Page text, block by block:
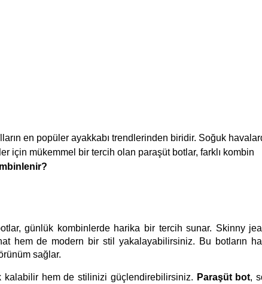
en popüler ayakkabı trendlerinden biridir. Soğuk
için mükemmel bir tercih olan paraşüt botlar, farklı kombin
günlük kombinlerde harika bir tercih sunar. Skinny
hem de modern bir stil yakalayabilirsiniz. Bu botların
sağlar.
kalabilir hem de stilinizi güçlendirebilirsiniz. Paraşüt bot,